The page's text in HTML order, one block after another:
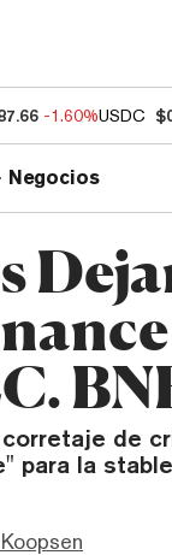
-1.60%USDC
Negocios
de
para la